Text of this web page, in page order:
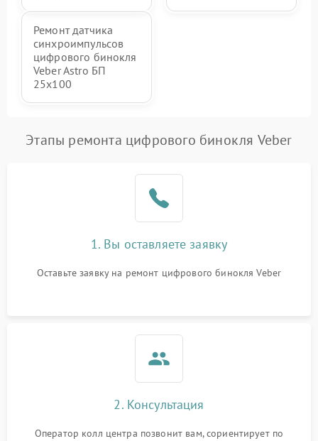
Ремонт датчика
синхроимпульсов
цифрового бинокля
Veber Astro БП
25x100
Этапы ремонта цифрового бинокля Veber
1. Вы оставляете заявку
Оставьте заявку на ремонт цифрового бинокля Veber
2. Консультация
Оператор колл центра позвонит вам, сориентирует по